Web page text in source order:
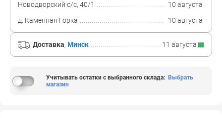
Новодворский с/с, 40/1
10 августа
д. Каменная Горка
10 августа
Доставка, Минск 11 августа
Учитывать остатки с выбранного склада: Выбрать
магазин